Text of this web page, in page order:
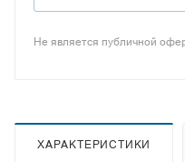
Не является публичной
ХАРАКТЕРИСТИКИ